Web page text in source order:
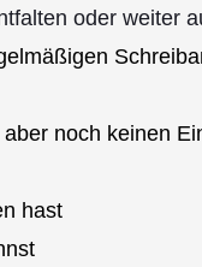
oder weiter
noch keinen
hast